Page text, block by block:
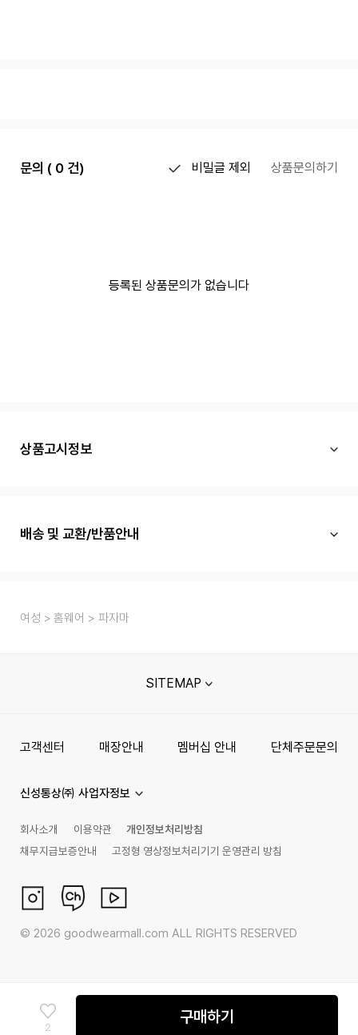
문의 ( 0 건) 비밀글 제외 상품문의하기
등록된 상품문의가 없습니다
상품고시정보
배송 및 교환/반품안내
여성 홈웨어 파자마
2
구매하기
SITEMAP
고객센터 매장안내 멤버십 안내 단체주문문의
신성통상㈜ 사업자정보
회사소개 이용약관
개인정보처리방침
채무지급보증안내
고정형 영상정보처리기기 운영관리 방침
© 2026 goodwearmall.com ALL RIGHTS RESERVED